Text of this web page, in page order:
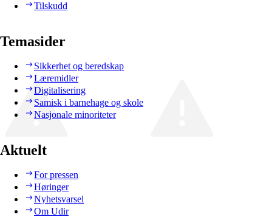
Tilskudd
Temasider
Sikkerhet og beredskap
Læremidler
Digitalisering
Samisk i barnehage og skole
Nasjonale minoriteter
Aktuelt
For pressen
Høringer
Nyhetsvarsel
Om Udir